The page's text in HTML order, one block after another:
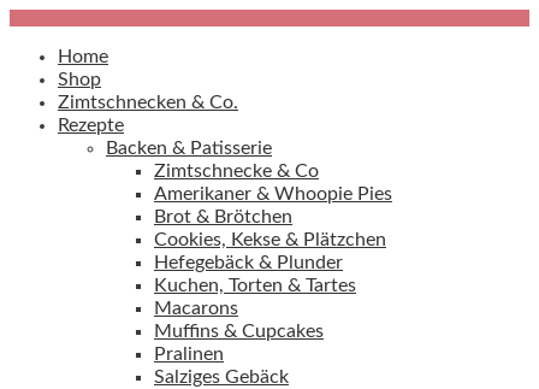
Home
Shop
Zimtschnecken & Co.
Rezepte
Backen & Patisserie
Zimtschnecke & Co
Amerikaner & Whoopie Pies
Brot & Brötchen
Cookies, Kekse & Plätzchen
Hefegebäck & Plunder
Kuchen, Torten & Tartes
Macarons
Muffins & Cupcakes
Pralinen
Salziges Gebäck